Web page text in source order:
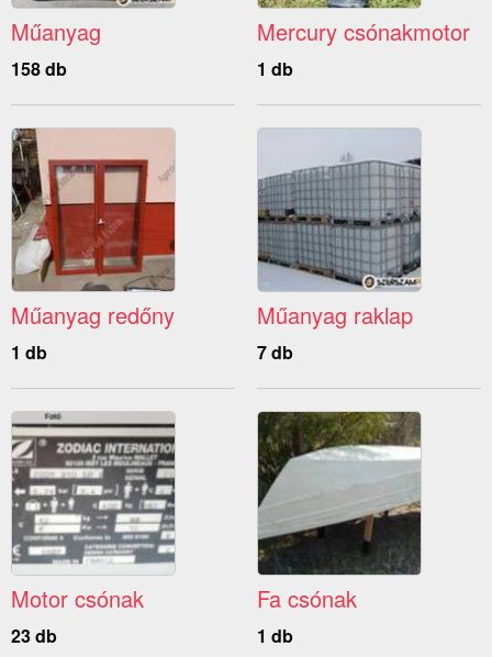
Műanyag
158 db
Mercury csónakmotor
1 db
Műanyag redőny
1 db
Műanyag raklap
7 db
Motor csónak
23 db
Fa csónak
1 db